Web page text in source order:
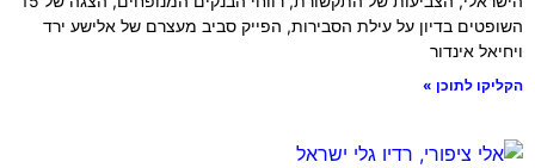
השופטים בדיון על עילת הסבירות, הפייק סביב מעצרם של אלישע ירד
ויחיאל אינדור
הקליקו לתוכן »